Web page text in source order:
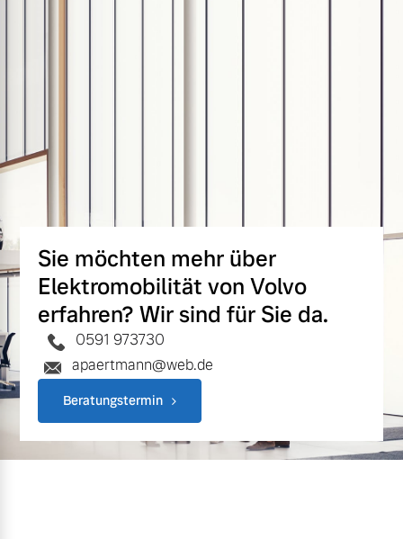
Sie möchten mehr über
Elektromobilität von Volvo
erfahren? Wir sind für Sie da.
0591 973730
apaertmann@web.de
Beratungstermin